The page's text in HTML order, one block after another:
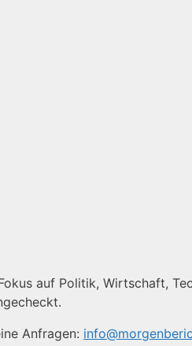
auf Politik, Wirtschaft,
Anfragen: